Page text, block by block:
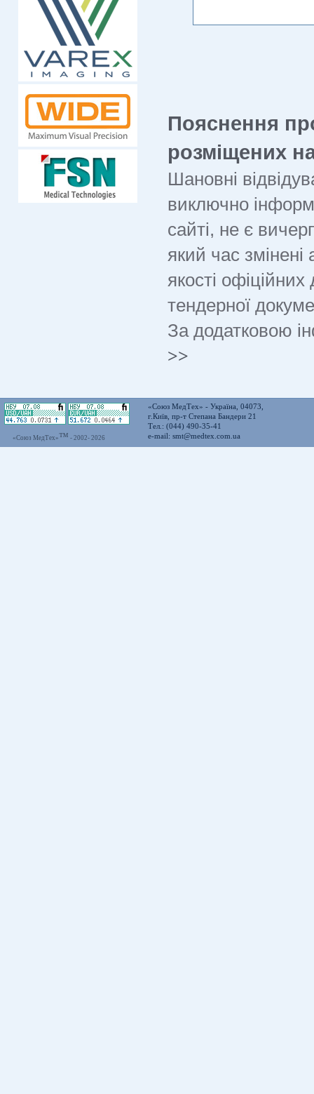
Пояснення
розміщених
Шановні
виключно
сайті, не є
який час
якості
тендерної
За додатковою
>>
«Союз МедТех»™ - 2002- 2026
«Союз МедТех» - Україна, 04073,
г.Київ, пр-т Степана Бандери 21
Тел.: (044) 490-35-41
e-mail: smt@medtex.com.ua